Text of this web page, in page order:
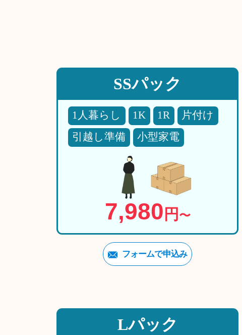
SSパック
1人暮らし 1K 1R
片付け
引越し準備
小型家電
7,980 円 〜
フォームで申込み
Lパック